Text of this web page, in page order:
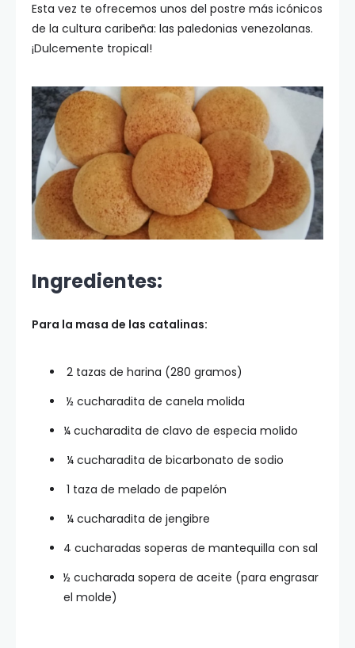
Esta vez te ofrecemos unos del postre más icónicos
de la cultura caribeña: las paledonias venezolanas.
¡Dulcemente tropical!
Ingredientes:
Para la masa de las catalinas:
2 tazas de harina (280 gramos)
½ cucharadita de canela molida
¼ cucharadita de clavo de especia molido
¼ cucharadita de bicarbonato de sodio
1 taza de melado de papelón
¼ cucharadita de jengibre
4 cucharadas soperas de mantequilla con sal
½ cucharada sopera de aceite (para engrasar
el molde)